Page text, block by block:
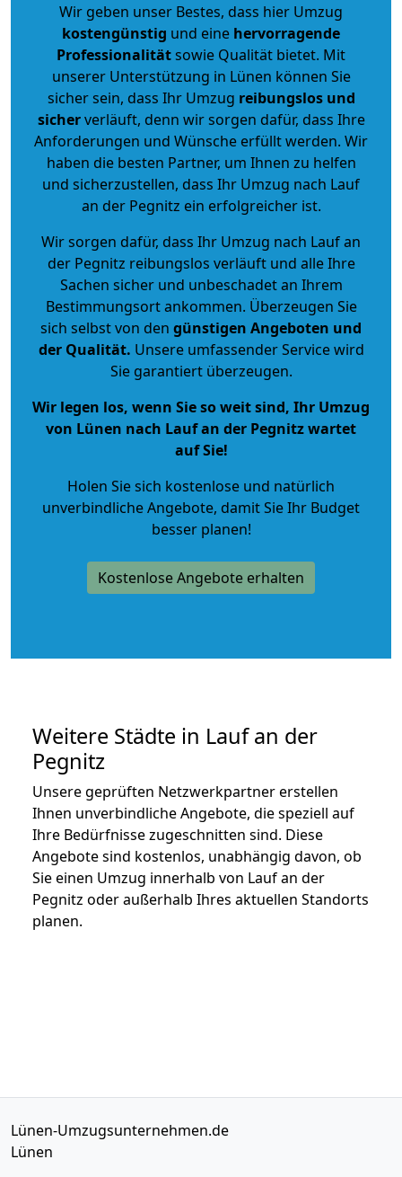
Wir geben unser Bestes, dass hier Umzug
kostengünstig und eine hervorragende
Professionalitätsowie Qualität bietet. Mit
unserer Unterstützung in Lünen können Sie
sicher sein, dass Ihr Umzug reibungslos und
sicherverläuft, denn wir sorgen dafür, dass Ihre
Anforderungen und Wünsche erfüllt werden. Wir
haben die besten Partner, um Ihnen zu helfen
und sicherzustellen, dass Ihr Umzug nach Lauf
an der Pegnitz ein erfolgreicher ist.
Wir sorgen dafür, dass Ihr Umzug nach Lauf an
der Pegnitz reibungslos verläuft und alle Ihre
Sachen sicher und unbeschadet an Ihrem
Bestimmungsort ankommen. Überzeugen Sie
sich selbst von den günstigen Angeboten und
der Qualität. Unsere umfassender Service wird
Sie garantiert überzeugen.
Wir legen los, wenn Sie so weit sind, Ihr Umzug
von Lünen nach Lauf an der Pegnitz wartet
auf Sie!
Holen Sie sich kostenlose und natürlich
unverbindliche Angebote, damit Sie Ihr Budget
besser planen!
Kostenlose Angebote erhalten
Weitere Städte in Lauf an der
Pegnitz
Unsere geprüften Netzwerkpartner erstellen
Ihnen unverbindliche Angebote, die speziell auf
Ihre Bedürfnisse zugeschnitten sind. Diese
Angebote sind kostenlos, unabhängig davon, ob
Sie einen Umzug innerhalb von Lauf an der
Pegnitz oder außerhalb Ihres aktuellen Standorts
planen.
Lünen-Umzugsunternehmen.de
Lünen